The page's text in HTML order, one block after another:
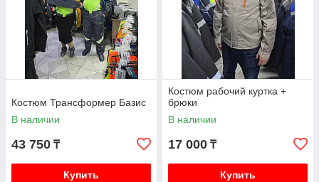
Костюм Трансформер Базис
В наличии
43 750 ₸
Купить
Костюм рабочий куртка +
брюки
В наличии
17 000 ₸
Купить